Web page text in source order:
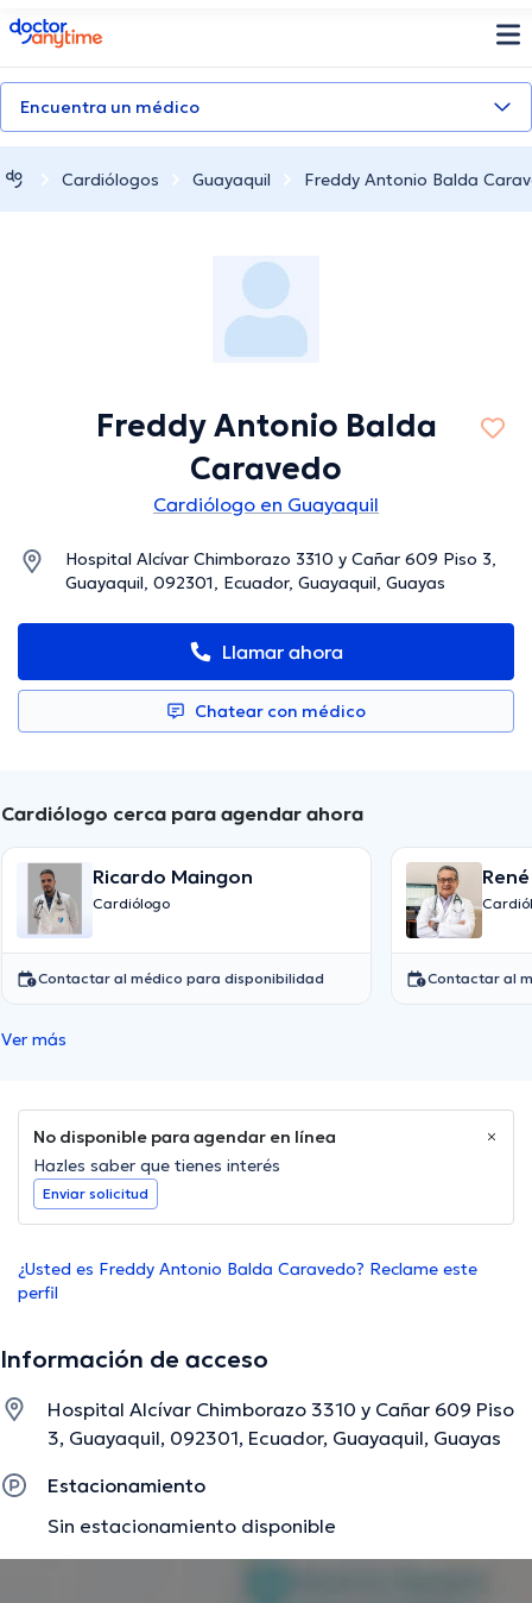
doctoranytime
Encuentra un médico
Cardiólogos Guayaquil Freddy Antonio Balda
Freddy Antonio Balda
Caravedo
Cardiólogo en Guayaquil
Hospital Alcívar Chimborazo 3310 y Cañar 609 Piso 3,
Guayaquil, 092301, Ecuador, Guayaquil, Guayas
Llamar ahora
Chatear con médico
Cardiólogo cerca para agendar ahora
Ricardo Maingon
Cardiólogo
Contactar al médico para disponibilidad Contactar al
Ver más
No disponible para agendar en línea
Hazles saber que tienes interés
Enviar solicitud
¿Usted es Freddy Antonio Balda Caravedo? Reclame este
perfil
Información de acceso
Hospital Alcívar Chimborazo 3310 y Cañar 609 Piso
3, Guayaquil, 092301, Ecuador, Guayaquil, Guayas
Estacionamiento
Sin estacionamiento disponible